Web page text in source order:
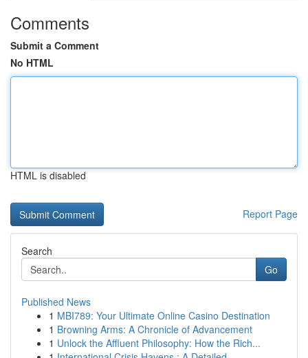
Comments
Submit a Comment
No HTML
HTML is disabled
Report Page
Search
Go
Published News
1 MBI789: Your Ultimate Online Casino Destination
1 Browning Arms: A Chronicle of Advancement
1 Unlock the Affluent Philosophy: How the Rich...